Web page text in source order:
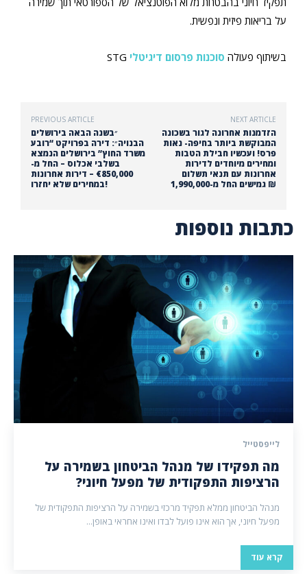
על בריאות פיזית ונפשית.
בשיתוף פעולה סוכנות פרסום דיגיטלי
PREVIOUS ARTICLE
״בשנה הבאה בירושלים
הבנויה״: דירה בפרויקט “רובע
משרד החוץ” בירושלים הנמצא
בשלבי אכלוס – החל מ-
€850,000 – דירות אחרונות
במחירים שלא יחזרו!
NEXT ARTICLE
הזדמנות אחרונה לגור בשכונה
המבוקשת ביותר בחיפה- נאות
פרס! ועכשיו חבילת הטבות
ומחירים מיוחדים לדירות
אחרונות עם תנאי תשלום
גמישים החל מ-1,990,000 ₪
כתבות נוספות
לייפסטייל
מה תפקידו של מנהל הביטחון בשמירה על
הרציפות התפקודית של מפעל חיוני?
מנהל הביטחון ממלא תפקיד מרכזי בשמירה על הרציפות התפקודית של
מפעל חיוני, אך הוא אינו פועל לבדו ואינו אחראי באופן...
קרא עוד